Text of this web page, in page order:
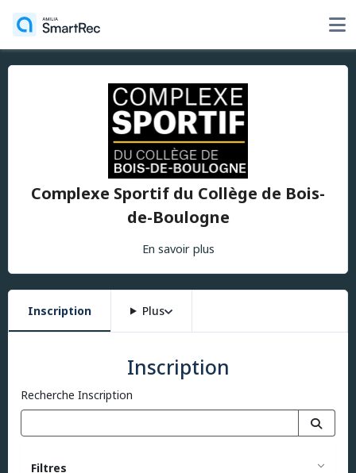
Complexe Sportif du Collège de Bois-
de-Boulogne
En savoir plus
Inscription Plus
Inscription
Recherche Inscription
Filtres